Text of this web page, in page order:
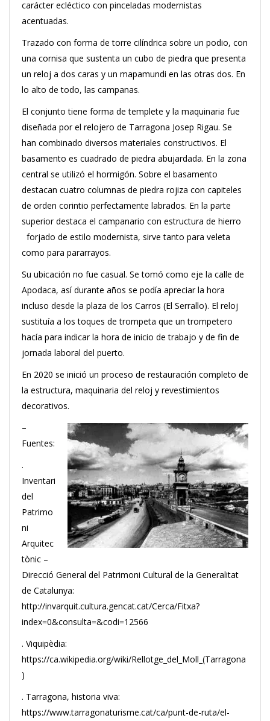
carácter ecléctico con pinceladas modernistas
acentuadas.
Trazado con forma de torre cilíndrica sobre un podio, con
una cornisa que sustenta un cubo de piedra que presenta
un reloj a dos caras y un mapamundi en las otras dos. En
lo alto de todo, las campanas.
El conjunto tiene forma de templete y la maquinaria fue
diseñada por el relojero de Tarragona Josep Rigau. Se
han combinado diversos materiales constructivos. El
basamento es cuadrado de piedra abujardada. En la zona
central se utilizó el hormigón. Sobre el basamento
destacan cuatro columnas de piedra rojiza con capiteles
de orden corintio perfectamente labrados. En la parte
superior destaca el campanario con estructura de hierro
forjado de estilo modernista, sirve tanto para veleta
como para pararrayos.
Su ubicación no fue casual. Se tomó como eje la calle de
Apodaca, así durante años se podía apreciar la hora
incluso desde la plaza de los Carros (El Serrallo). El reloj
sustituía a los toques de trompeta que un trompetero
hacía para indicar la hora de inicio de trabajo y de fin de
jornada laboral del puerto.
En 2020 se inició un proceso de restauración completo de
la estructura, maquinaria del reloj y revestimientos
decorativos.
–
Fuentes:
.
Inventari
del
Patrimo
ni
Arquitec
tònic –
Direcció General del Patrimoni Cultural de la Generalitat
de Catalunya:
http://invarquit.cultura.gencat.cat/Cerca/Fitxa?
index=0&consulta=&codi=12566
. Viquipèdia:
https://ca.wikipedia.org/wiki/Rellotge_del_Moll_(Tarragona
)
. Tarragona, historia viva:
https://www.tarragonaturisme.cat/ca/punt-de-ruta/el-